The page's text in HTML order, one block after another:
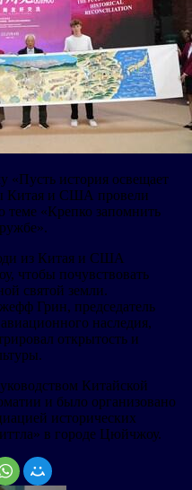
«Пусть история освещает
Китая и США провели
«Крепко запомнить
из Китая и США
чтобы почувствовать
святой земли.
Грин, председатель
наследия,
открытость и
Китайской
и было организовано
исторических
в городе Цюйчжоу.